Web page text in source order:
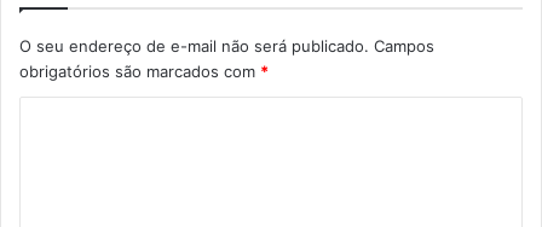
O seu endereço de e-mail não será publicado. Campos
obrigatórios são marcados com *